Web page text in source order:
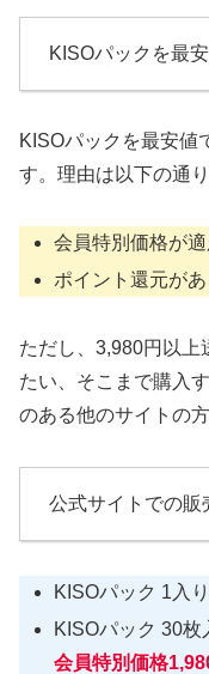
KISOパックを最
KISOパックを最安値
す。理由は以下の通り
会員特別価格が
ポイント還元があ
ただし、3,980円以上
たい、そこまで購入
のある他のサイトの
公式サイトでの販
KISOパック 1入
KISOパック 30
会員特別価格